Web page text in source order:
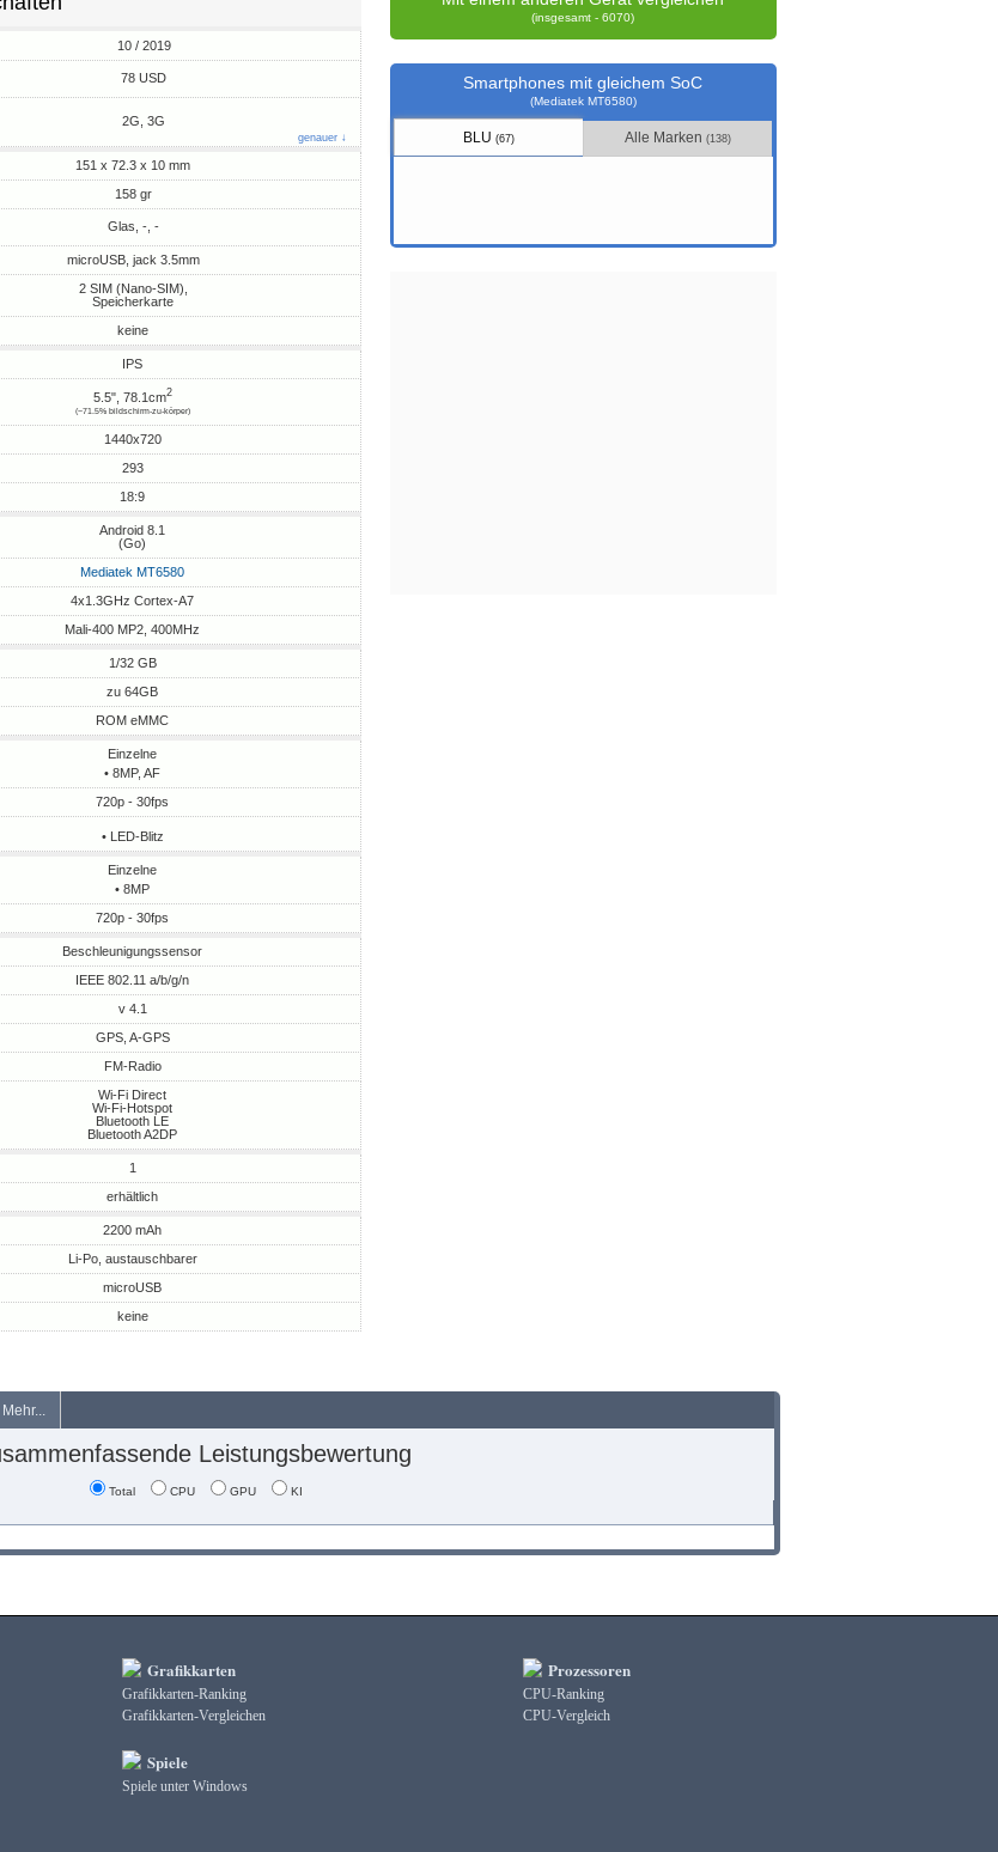
10 / 2019
78 USD
2G, 3G
genauer ↓
151 x 72.3 x 10 mm
158 gr
Glas, -, -
microUSB, jack 3.5mm
2 SIM (Nano-SIM),
Speicherkarte
keine
IPS
5.5", 78.1cm2
(~71.5% bildschirm-zu-körper)
1440x720
293
18:9
Android 8.1
(Go)
Mediatek MT6580
4x1.3GHz Cortex-A7
Mali-400 MP2, 400MHz
1/32 GB
zu 64GB
ROM eMMC
Einzelne
• 8MP, AF
720p - 30fps
• LED-Blitz
Einzelne
• 8MP
720p - 30fps
Beschleunigungssensor
IEEE 802.11 a/b/g/n
v 4.1
GPS, A-GPS
FM-Radio
Wi-Fi Direct
Wi-Fi-Hotspot
Bluetooth LE
Bluetooth A2DP
1
erhältlich
2200 mAh
Li-Po, austauschbarer
microUSB
keine
(insgesamt - 6070)
Smartphones mit gleichem SoC
(Mediatek MT6580)
BLU (67) Alle Marken (138)
Mehr...
Leistungsbewertung
Total CPU GPU KI
Grafikkarten
Grafikkarten-Ranking
Grafikkarten-Vergleichen
Spiele
Spiele unter Windows
Prozessoren
CPU-Ranking
CPU-Vergleich